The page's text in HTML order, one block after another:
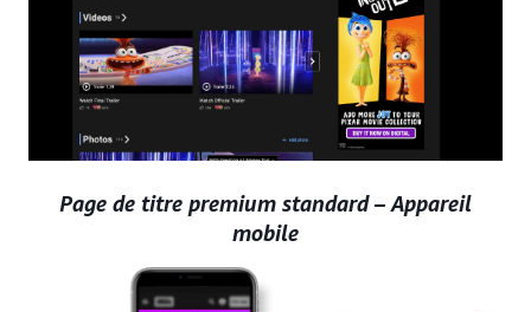
Page de titre premium standard – Appareil
mobile